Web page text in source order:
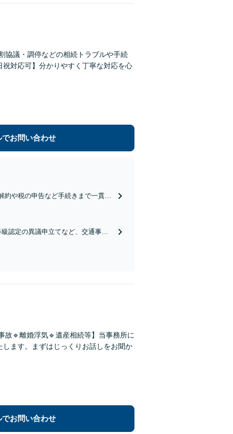
協議・調停などの相続トラブルや手続
対応可】分かりやすく丁寧な対応を心
でお問い合わせ
や税の申告など手続きまで一貫し
認定の異議申立てなど、交通事故
🔹離婚浮気🔹遺産相続等】当事務所に
ます。まずはじっくりお話しをお聞か
でお問い合わせ